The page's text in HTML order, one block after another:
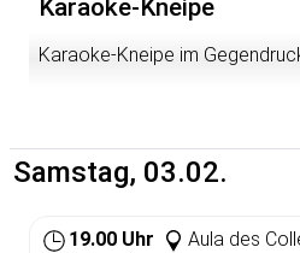
geschichtslabor-
Karaoke-Kneipe
Karaoke-Kneipe im
Samstag, 03.02.
19.00 Uhr
Aula des